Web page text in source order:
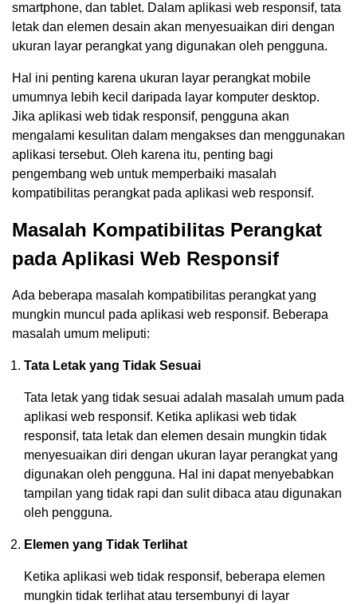
smartphone, dan tablet. Dalam aplikasi web responsif, tata
letak dan elemen desain akan menyesuaikan diri dengan
ukuran layar perangkat yang digunakan oleh pengguna.
Hal ini penting karena ukuran layar perangkat mobile
umumnya lebih kecil daripada layar komputer desktop.
Jika aplikasi web tidak responsif, pengguna akan
mengalami kesulitan dalam mengakses dan menggunakan
aplikasi tersebut. Oleh karena itu, penting bagi
pengembang web untuk memperbaiki masalah
kompatibilitas perangkat pada aplikasi web responsif.
Masalah Kompatibilitas Perangkat
pada Aplikasi Web Responsif
Ada beberapa masalah kompatibilitas perangkat yang
mungkin muncul pada aplikasi web responsif. Beberapa
masalah umum meliputi:
Tata Letak yang Tidak Sesuai
Tata letak yang tidak sesuai adalah masalah umum pada
aplikasi web responsif. Ketika aplikasi web tidak
responsif, tata letak dan elemen desain mungkin tidak
menyesuaikan diri dengan ukuran layar perangkat yang
digunakan oleh pengguna. Hal ini dapat menyebabkan
tampilan yang tidak rapi dan sulit dibaca atau digunakan
oleh pengguna.
Elemen yang Tidak Terlihat
Ketika aplikasi web tidak responsif, beberapa elemen
mungkin tidak terlihat atau tersembunyi di layar